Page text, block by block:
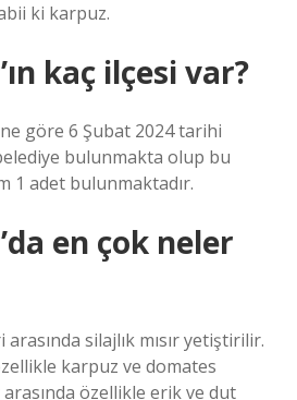
ki karpuz.
kaç ilçesi var?
göre 6 Şubat 2024 tarihi
bulunmakta olup bu
1 adet bulunmaktadır.
en çok neler
silajlık mısır yetiştirilir.
karpuz ve domates
özellikle erik ve dut